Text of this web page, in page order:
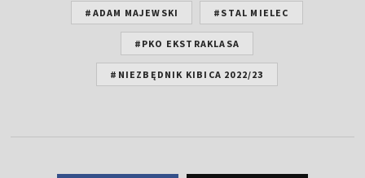
#ADAM MAJEWSKI #STAL MIELEC
#PKO EKSTRAKLASA
#NIEZBĘDNIK KIBICA 2022/23